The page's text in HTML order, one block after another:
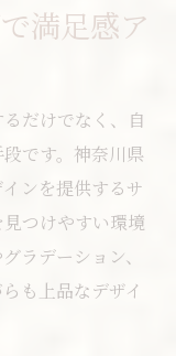
く仕上げる
極意
ポイント
ラー提案
ート特集
るコツ
ト傾向
満足感ア
だけでなく、自
です。神奈川県
ンを提供するサ
つけやすい環境
ラデーション、
も上品なデザイ